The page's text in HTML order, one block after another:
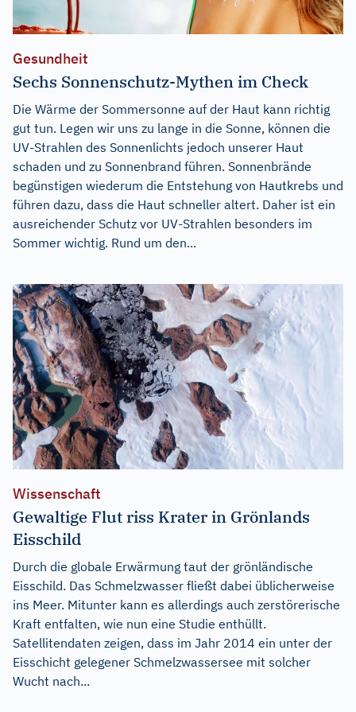
Gesundheit
Sechs Sonnenschutz-Mythen im Check
Die Wärme der Sommersonne auf der Haut kann richtig
gut tun. Legen wir uns zu lange in die Sonne, können die
UV-Strahlen des Sonnenlichts jedoch unserer Haut
schaden und zu Sonnenbrand führen. Sonnenbrände
begünstigen wiederum die Entstehung von Hautkrebs und
führen dazu, dass die Haut schneller altert. Daher ist ein
ausreichender Schutz vor UV-Strahlen besonders im
Sommer wichtig. Rund um den...
Wissenschaft
Gewaltige Flut riss Krater in Grönlands
Eisschild
Durch die globale Erwärmung taut der grönländische
Eisschild. Das Schmelzwasser fließt dabei üblicherweise
ins Meer. Mitunter kann es allerdings auch zerstörerische
Kraft entfalten, wie nun eine Studie enthüllt.
Satellitendaten zeigen, dass im Jahr 2014 ein unter der
Eisschicht gelegener Schmelzwassersee mit solcher
Wucht nach...